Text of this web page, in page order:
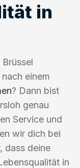
in
einem
? Dann bist
genau
Service und
wir dich bei
dass deine
in